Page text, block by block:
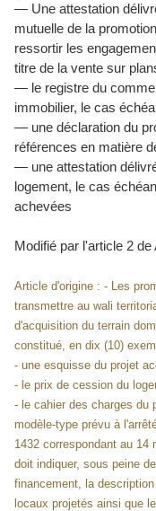
— Une attestation
mutuelle de la
ressortir les
titre de la vente sur
— le registre du
immobilier, le cas
— une déclaration du
références en matière
— une attestation
logement, le cas
achevées
Modifié par l'article 2 de
Article d'origine : - Les
transmettre au wali
d'acquisition du terrain
constitué, en dix (10)
- une esquisse du projet
- le prix de cession du
- le cahier des charges du
modèle-type prévu à
1432 correspondant au 14
doit indiquer, sous peine
financement, la
locaux projetés ainsi que